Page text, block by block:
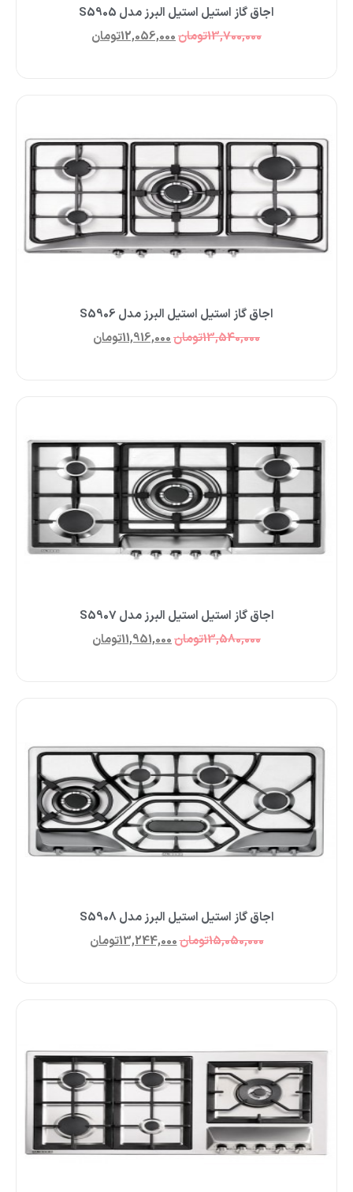
اجاق گاز استیل استیل البرز مدل S5905
13,700,000تومان12,056,000تومان
اجاق گاز استیل استیل البرز مدل S5906
13,540,000تومان11,916,000تومان
اجاق گاز استیل استیل البرز مدل S5907
13,580,000تومان11,951,000تومان
اجاق گاز استیل استیل البرز مدل S5908
15,050,000تومان13,244,000تومان